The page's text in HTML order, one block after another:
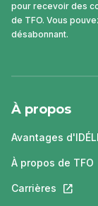
pour recevoir des
de TFO. Vous
désabonnant.
À propos
Avantages
À propos de TFO
Carrières Ce lien